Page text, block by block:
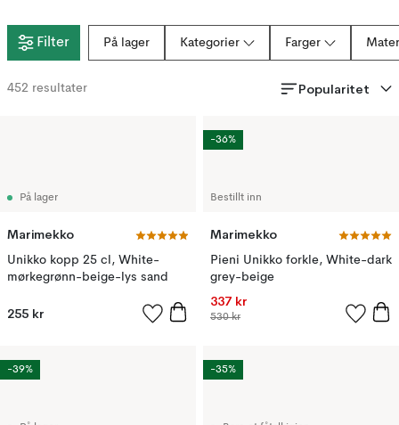
Filter På lager Kategorier Farger
452 resultater Popularitet
På lager
Marimekko
Unikko kopp 25 cl, White-
mørkegrønn-beige-lys sand
255 kr
Bestillt inn
Marimekko
Pieni Unikko forkle, White-dark
grey-beige
337 kr
530 kr
-36%
-39% -35%